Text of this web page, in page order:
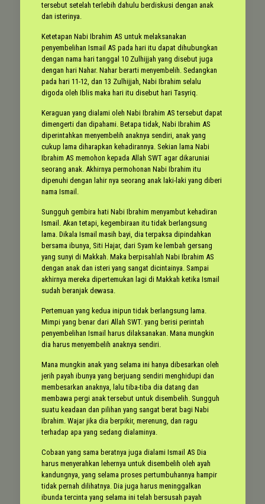
tersebut setelah terlebih dahulu berdiskusi dengan anak
dan isterinya.
Ketetapan Nabi Ibrahim AS untuk melaksanakan
penyembelihan Ismail AS pada hari itu dapat dihubungkan
dengan nama hari tanggal 10 Zulhijjah yang disebut juga
dengan hari Nahar. Nahar berarti menyembelih. Sedangkan
pada hari 11-12, dan 13 Zulhijjah, Nabi Ibrahim selalu
digoda oleh Iblis maka hari itu disebut hari Tasyriq.
Keraguan yang dialami oleh Nabi Ibrahim AS tersebut dapat
dimengerti dan dipahami. Betapa tidak, Nabi Ibrahim AS
diperintahkan menyembelih anaknya sendiri, anak yang
cukup lama diharapkan kehadirannya. Sekian lama Nabi
Ibrahim AS memohon kepada Allah SWT agar dikaruniai
seorang anak. Akhirnya permohonan Nabi Ibrahim itu
dipenuhi dengan lahir nya seorang anak laki-laki yang diberi
nama Ismail.
Sungguh gembira hati Nabi Ibrahim menyambut kehadiran
Ismail. Akan tetapi, kegembiraan itu tidak berlangsung
lama. Dikala Ismail masih bayi, dia terpaksa dipindahkan
bersama ibunya, Siti Hajar, dari Syam ke lembah gersang
yang sunyi di Makkah. Maka berpisahlah Nabi Ibrahim AS
dengan anak dan isteri yang sangat dicintainya. Sampai
akhirnya mereka dipertemukan lagi di Makkah ketika Ismail
sudah beranjak dewasa.
Pertemuan yang kedua inipun tidak berlangsung lama.
Mimpi yang benar dari Allah SWT. yang berisi perintah
penyembelihan Ismail harus dilaksanakan. Mana mungkin
dia harus menyembelih anaknya sendiri.
Mana mungkin anak yang selama ini hanya dibesarkan oleh
jerih payah ibunya yang berjuang sendiri menghidupi dan
membesarkan anaknya, lalu tiba-tiba dia datang dan
membawa pergi anak tersebut untuk disembelih. Sungguh
suatu keadaan dan pilihan yang sangat berat bagi Nabi
Ibrahim. Wajar jika dia berpikir, merenung, dan ragu
terhadap apa yang sedang dialaminya.
Cobaan yang sama beratnya juga dialami Ismail AS Dia
harus menyerahkan lehernya untuk disembelih oleh ayah
kandungnya, yang selama proses pertumbuhannya hampir
tidak pernah dilihatnya. Dia juga harus meninggalkan
ibunda tercinta yang selama ini telah bersusah payah